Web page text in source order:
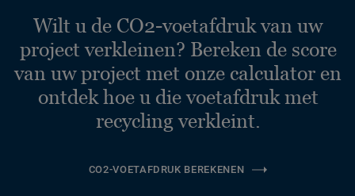
Wilt u de CO2-voetafdruk van uw
project verkleinen? Bereken de score
van uw project met onze calculator en
ontdek hoe u die voetafdruk met
recycling verkleint.
CO2-VOETAFDRUK BEREKENEN